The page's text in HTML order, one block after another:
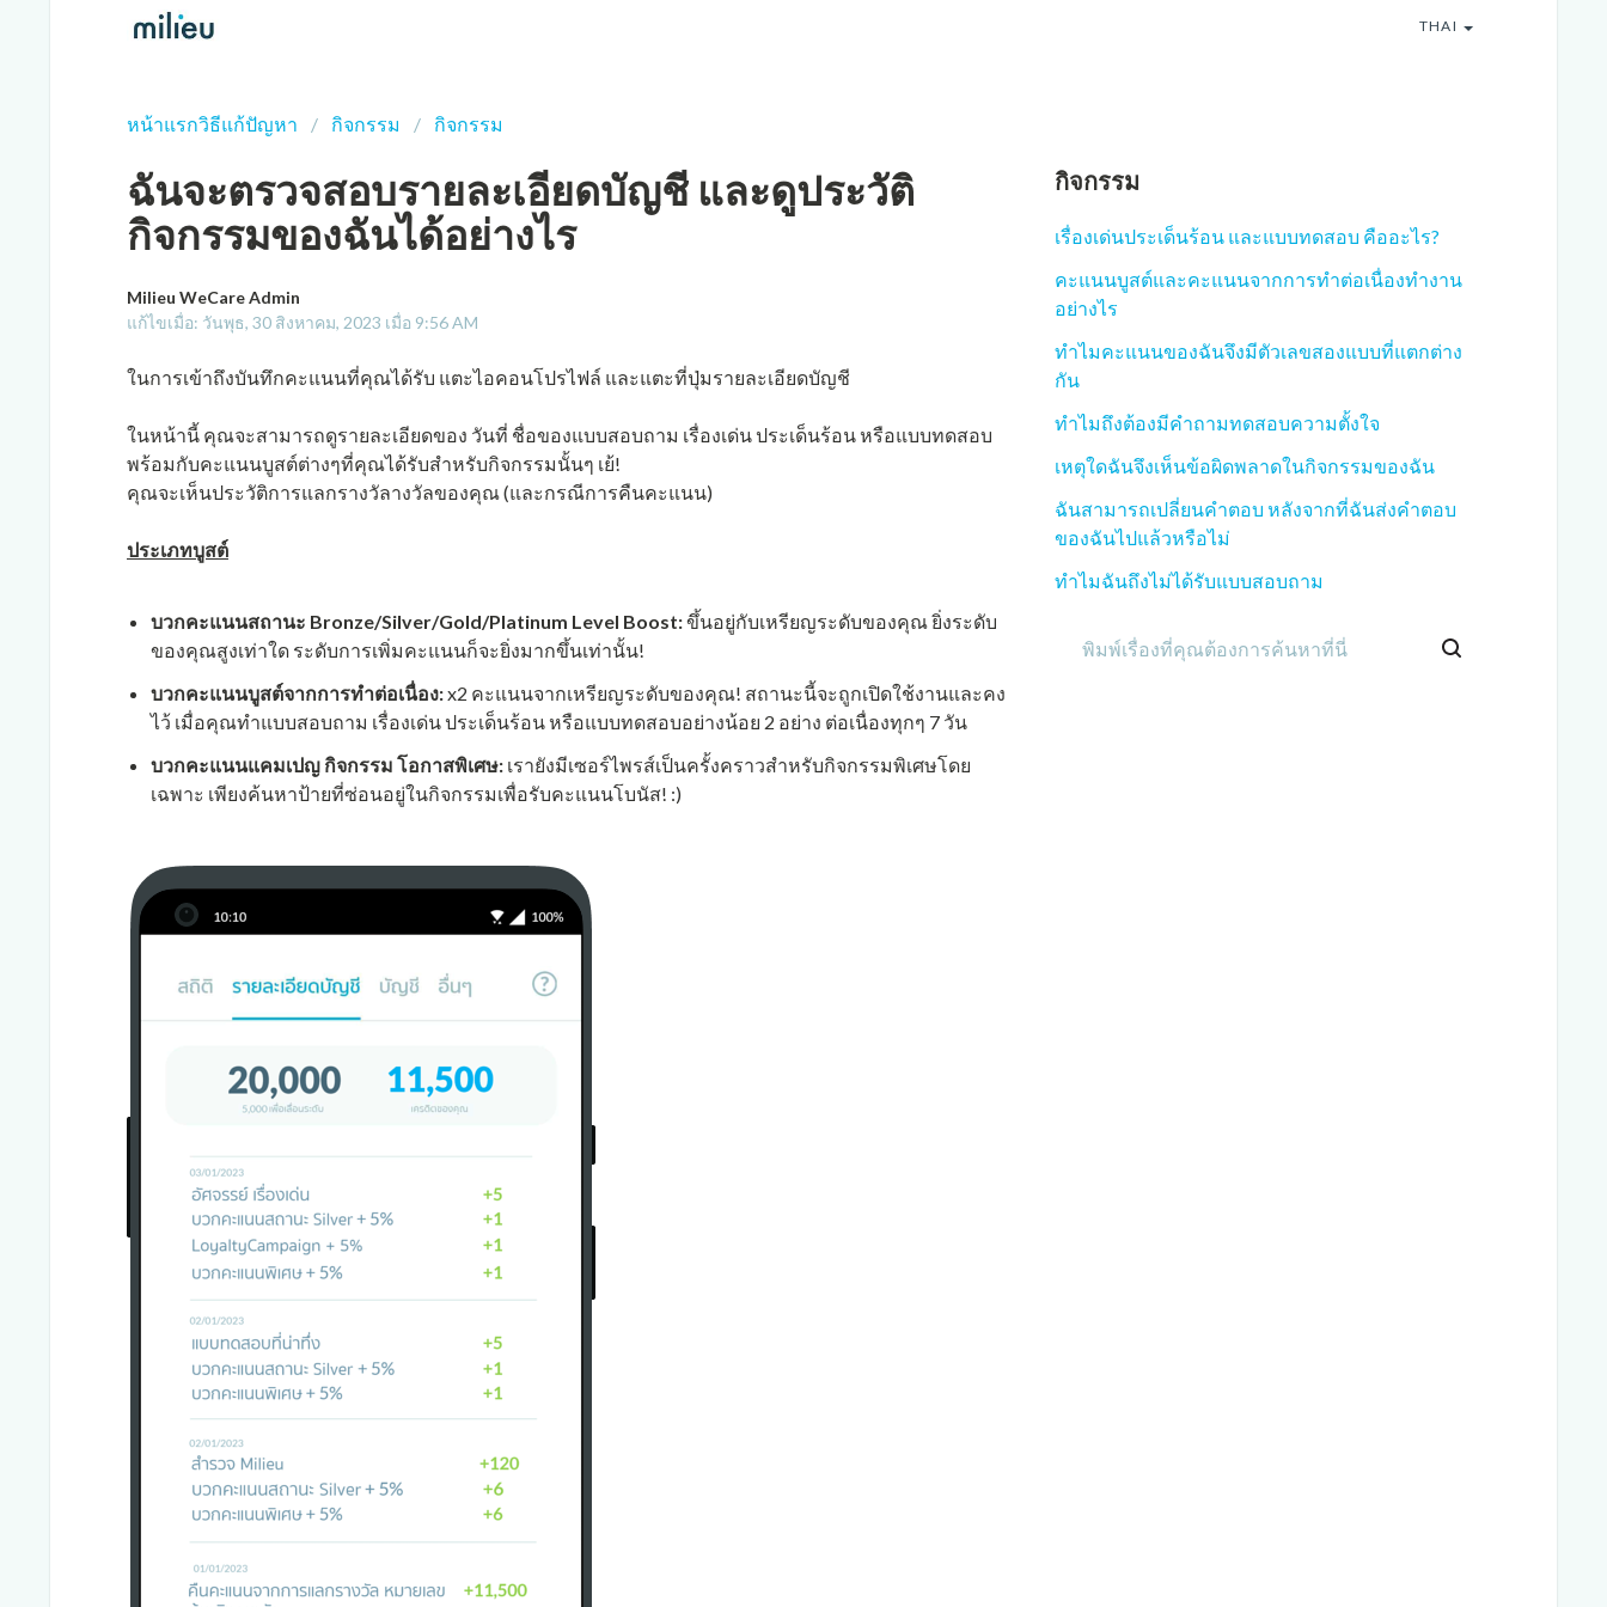
THAI
หน้าแรกวิธีแก้ปัญหา กิจกรรม กิจกรรม
ฉันจะตรวจสอบรายละเอียดบัญชี และดูประวัติ
กิจกรรมของฉันได้อย่างไร
Milieu WeCare Admin
แก้ไขเมื่อ: วันพุธ, 30 สิงหาคม, 2023 เมื่อ 9:56 AM
ในการเข้าถึงบันทึกคะแนนที่คุณได้รับ แตะไอคอนโปรไฟล์ และแตะที่ปุ่มรายละเอียดบัญชี
ในหน้านี้ คุณจะสามารถดูรายละเอียดของ วันที่ ชื่อของแบบสอบถาม เรื่องเด่น ประเด็นร้อน หรือแบบทดสอบ
พร้อมกับคะแนนบูสต์ต่างๆที่คุณได้รับสำหรับกิจกรรมนั้นๆ เย้!
คุณจะเห็นประวัติการแลกรางวัลางวัลของคุณ (และกรณีการคืนคะแนน)
ประเภทบูสต์
บวกคะแนนสถานะ Bronze/Silver/Gold/Platinum Level Boost:ขึ้นอยู่กับเหรียญระดับของคุณ ยิ่งระดับ
ของคุณสูงเท่าใด ระดับการเพิ่มคะแนนก็จะยิ่งมากขึ้นเท่านั้น!
บวกคะแนนบูสต์จากการทำต่อเนื่อง:x2 คะแนนจากเหรียญระดับของคุณ! สถานะนี้จะถูกเปิดใช้งานและคง
ไว้ เมื่อคุณทำแบบสอบถาม เรื่องเด่น ประเด็นร้อน หรือแบบทดสอบอย่างน้อย 2 อย่าง ต่อเนื่องทุกๆ 7 วัน
บวกคะแนนแคมเปญ กิจกรรม โอกาสพิเศษ: เรายังมีเซอร์ไพรส์เป็นครั้งคราวสำหรับกิจกรรมพิเศษโดย
เฉพาะ เพียงค้นหาป้ายที่ซ่อนอยู่ในกิจกรรมเพื่อรับคะแนนโบนัส! :)
กิจกรรม
เรื่องเด่นประเด็นร้อน และแบบทดสอบ คืออะไร?
คะแนนบูสต์และคะแนนจากการทำต่อเนื่องทำงาน
อย่างไร
ทำไมคะแนนของฉันจึงมีตัวเลขสองแบบที่แตกต่าง
กัน
ทำไมถึงต้องมีคำถามทดสอบความตั้งใจ
เหตุใดฉันจึงเห็นข้อผิดพลาดในกิจกรรมของฉัน
ฉันสามารถเปลี่ยนคำตอบ หลังจากที่ฉันส่งคำตอบ
ของฉันไปแล้วหรือไม่
ทำไมฉันถึงไม่ได้รับแบบสอบถาม